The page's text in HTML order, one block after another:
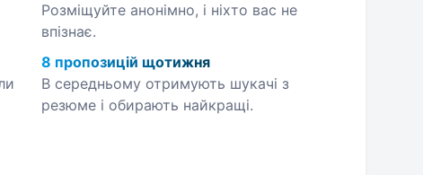
Розміщуйте анонімно, і ніхто вас не
впізнає.
8 пропозицій щотижня
В середньому отримують шукачі з
резюме і обирають найкращі.